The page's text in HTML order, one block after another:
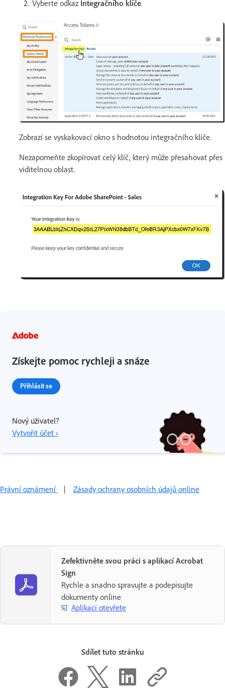
Vyberte odkaz Integračního klíče.
Zobrazí se vyskakovací okno s hodnotou integračního klíče.
Nezapomeňte zkopírovat celý klíč, který může přesahovat přes
viditelnou oblast.
Získejte pomoc rychleji a snáze
Přihlásit se
Nový uživatel?
Vytvořit účet ›
Právní oznámení | Zásady ochrany osobních údajů online
Zefektivněte svou práci s aplikací Acrobat
Sign
Rychle a snadno spravujte a podepisujte
dokumenty online
Aplikaci otevřete
Sdílet tuto stránku